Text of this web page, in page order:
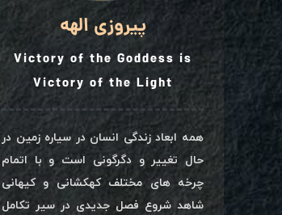
پیروزی الهه
Victory of the Goddess is
Victory of the Light
همه ابعاد زندگی انسان در سیاره زمین در
حال تغییر و دگرگونی است و با اتمام
چرخه های مختلف کهکشانی و کیهانی
شاهد شروع فصل جدیدی در سیر تکامل